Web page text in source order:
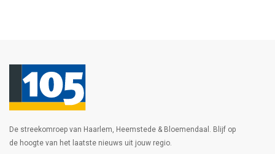
De streekomroep van Haarlem, Heemstede & Bloemendaal. Blijf op
de hoogte van het laatste nieuws uit jouw regio.